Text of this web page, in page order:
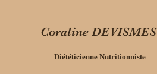
Coraline DEVISMES
Diététicienne Nutritionniste